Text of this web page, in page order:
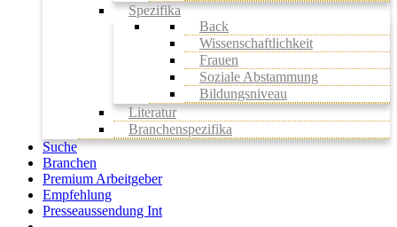
Spezifika
Back
Wissenschaftlichkeit
Frauen
Soziale Abstammung
Bildungsniveau
Literatur
Branchenspezifika
Suche
Branchen
Premium Arbeitgeber
Empfehlung
Presseaussendung Int